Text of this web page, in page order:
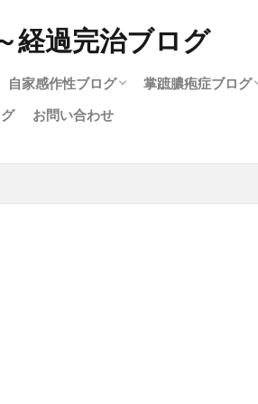
自家感作性ブログ
自家感作性完治ブログ
治療中の自家感作性
掌蹠膿疱症ブログ
お問い合わせ